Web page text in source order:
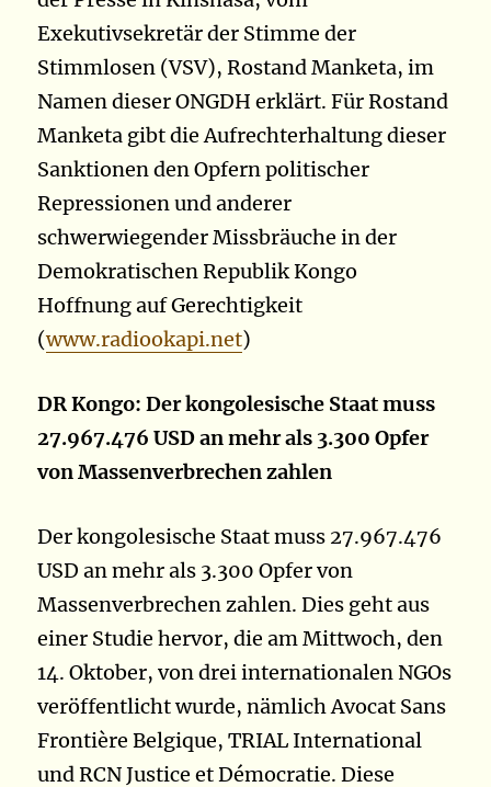
Exekutivsekretär der Stimme der
Stimmlosen (VSV), Rostand Manketa, im
Namen dieser ONGDH erklärt. Für Rostand
Manketa gibt die Aufrechterhaltung dieser
Sanktionen den Opfern politischer
Repressionen und anderer
schwerwiegender Missbräuche in der
Demokratischen Republik Kongo
Hoffnung auf Gerechtigkeit
(www.radiookapi.net)
DR Kongo: Der kongolesische Staat muss
27.967.476 USD an mehr als 3.300 Opfer
von Massenverbrechen zahlen
Der kongolesische Staat muss 27.967.476
USD an mehr als 3.300 Opfer von
Massenverbrechen zahlen. Dies geht aus
einer Studie hervor, die am Mittwoch, den
14. Oktober, von drei internationalen NGOs
veröffentlicht wurde, nämlich Avocat Sans
Frontière Belgique, TRIAL International
und RCN Justice et Démocratie. Diese